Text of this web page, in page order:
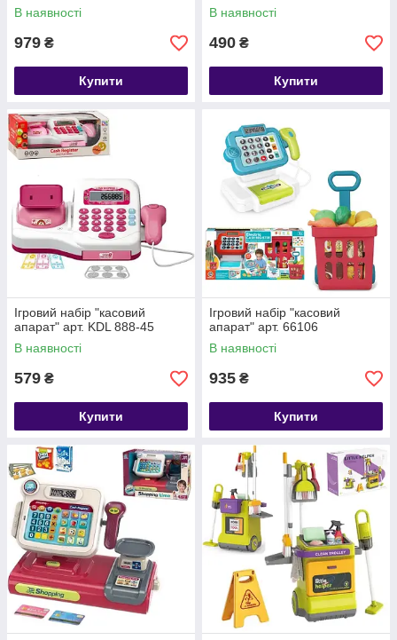
В наявності
979 ₴
Купити
В наявності
490 ₴
Купити
Ігровий набір "касовий
апарат" арт. KDL 888-45
В наявності
579 ₴
Купити
Ігровий набір "касовий
апарат" арт. 66106
В наявності
935 ₴
Купити